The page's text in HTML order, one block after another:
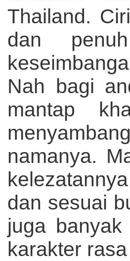
Thailand.
dan
Nah bagi
mantap
namanya.
dan sesuai
juga
karakter